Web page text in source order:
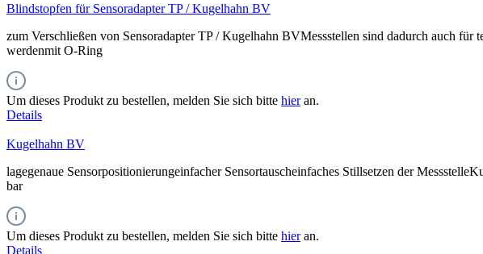
Blindstopfen für Sensoradapter TP / Kugelhahn BV
zum Verschließen von Sensoradapter TP / Kugelhahn BVMessstellen sind dadurch auch
werdenmit O-Ring
Um dieses Produkt zu bestellen, melden Sie sich bitte hieran.
Details
Kugelhahn BV
lagegenaue Sensorpositionierungeinfacher Sensortauscheinfaches Stillsetzen der
bar
Um dieses Produkt zu bestellen, melden Sie sich bitte hieran.
Details